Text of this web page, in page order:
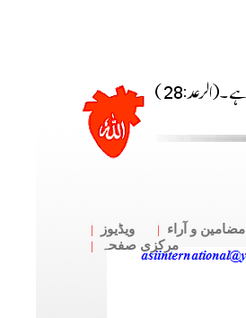
مضامین و آراء
ویڈیوز
مرکزی صفحہ